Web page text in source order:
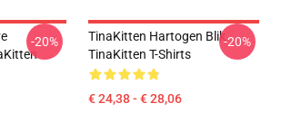
-20%
TinaKitten Hartogen Blik
TinaKitten T-Shirts
€ 24,38 - € 28,06
-20%